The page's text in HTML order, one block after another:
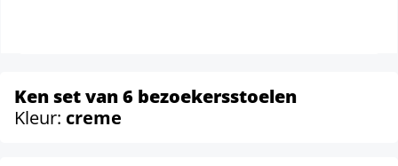
Ken set van 6 bezoekersstoelen
Kleur: creme